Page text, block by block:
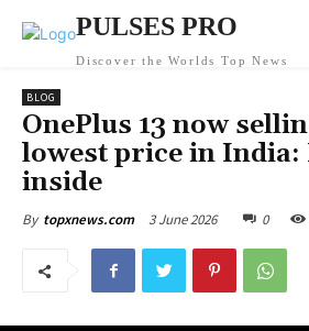
PULSES PRO
Discover the Worlds Top News
BLOG
OnePlus 13 now
lowest price in India:
inside
By topxnews.com 3 June 2026 0